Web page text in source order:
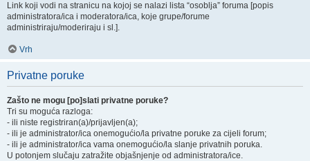
Link koji vodi na stranicu na kojoj se nalazi lista “osoblja” foruma [popis
administratora/ica i moderatora/ica, koje grupe/forume
administriraju/moderiraju i sl.].
Vrh
Privatne poruke
Zašto ne mogu [po]slati privatne poruke?
Tri su moguća razloga:
- ili niste registriran(a)/prijavljen(a);
- ili je administrator/ica onemogućio/la privatne poruke za cijeli forum;
- ili je administrator/ica vama onemogućio/la slanje privatnih poruka.
U potonjem slučaju zatražite objašnjenje od administratora/ice.